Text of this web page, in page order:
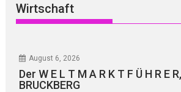
Wirtschaft
August 6, 2026
Der W E L T M A R K T F Ü H R E
BRUCKBERG